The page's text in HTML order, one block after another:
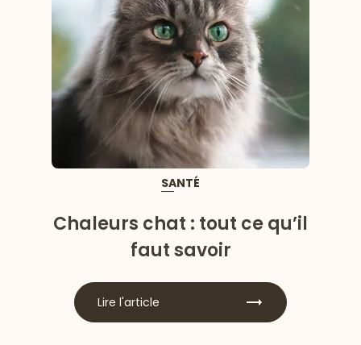
SANTÉ
Chaleurs chat : tout ce qu’il
faut savoir
Lire l'article